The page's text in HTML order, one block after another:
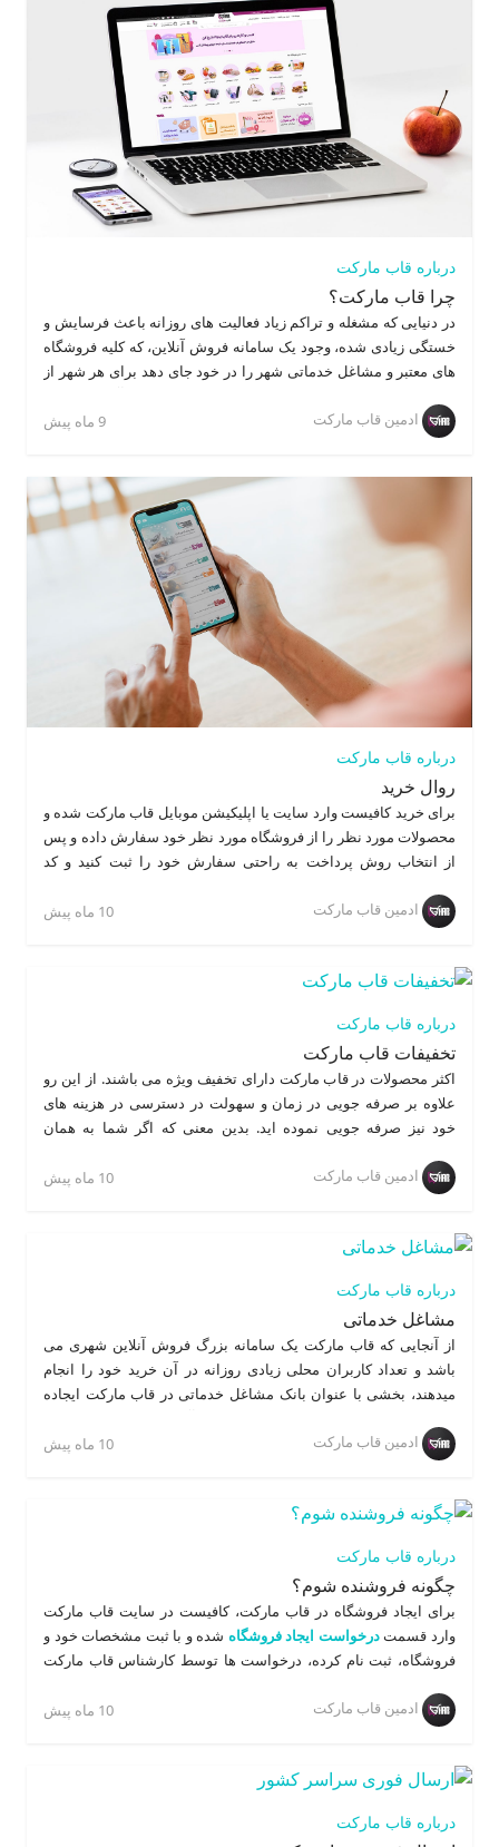
درباره قاب مارکت
چرا قاب مارکت؟
در دنیایی که مشغله و تراکم زیاد فعالیت های روزانه باعث فرسایش و
خستگی زیادی شده، وجود یک سامانه فروش آنلاین، که کلیه فروشگاه
های معتبر و مشاغل خدماتی شهر را در خود جای دهد برای هر شهر از
ترافیک و عدم هدر رفت وقت و انرژی به یاری مردم شهر آمده و با
سیستم حمل و نقل سریع خود زندگی را برای مردم آسان تر کند. در
خداوند و حمایت مردم در یک یک شهرهای ایران فعالیت خود را آغاز
ادمین قاب مارکت 9 ماه پیش
درباره قاب مارکت
روال خرید
برای خرید کافیست وارد سایت یا اپلیکیشن موبایل قاب مارکت شده و
محصولات مورد نظر را از فروشگاه مورد نظر خود سفارش داده و پس
از انتخاب روش پرداخت به راحتی سفارش خود را ثبت کنید و کد
پرداخت بانکی استفاده کنید یا اگر در کیف پول قاب خود موجودی
دریافت کد تحویل به شما تحویل می دهد. کد تحویل صرفا برای امینت
دیگری دریافت ننماید و همچنین زمان دقیق تحویل سفارش مشخص
باشد.
ادمین قاب مارکت 10 ماه پیش
درباره قاب مارکت
تخفیفات قاب مارکت
اکثر محصولات در قاب مارکت دارای تخفیف ویژه می باشند. از این رو
علاوه بر صرفه جویی در زمان و سهولت در دسترسی در هزینه های
خود نیز صرفه جویی نموده اید. بدین معنی که اگر شما به همان
خریداری کنید.
ادمین قاب مارکت 10 ماه پیش
درباره قاب مارکت
مشاغل خدماتی
از آنجایی که قاب مارکت یک سامانه بزرگ فروش آنلاین شهری می
باشد و تعداد کاربران محلی زیادی روزانه در آن خرید خود را انجام
میدهند، بخشی با عنوان بانک مشاغل خدماتی در قاب مارکت ایجاده
خود را معرفی نمایند. مشاغلی همچون: لوله کشی و تاسیسات،
کامپیوتر و لوازم خانگی و .... علاوه بر این کاربران نیز برای یافتن
صنفی به خود را بیابند.
ادمین قاب مارکت 10 ماه پیش
درباره قاب مارکت
چگونه فروشنده شوم؟
برای ایجاد فروشگاه در قاب مارکت، کافیست در سایت قاب مارکت
وارد قسمتدرخواست ایجاد فروشگاه شده و با ثبت مشخصات خود و
فروشگاه، ثبت نام کرده، درخواست ها توسط کارشناس قاب مارکت
صورت موافقت، نمونه قرارداد برای فروشنده ارسال گردیده و زمانی
فروش بیشتر، برند سازی و اعتبار، سهولت در فروش بدون ارتباط با
کسب اطلاعات بیشتر روی
ادمین قاب مارکت 10 ماه پیش
درباره قاب مارکت